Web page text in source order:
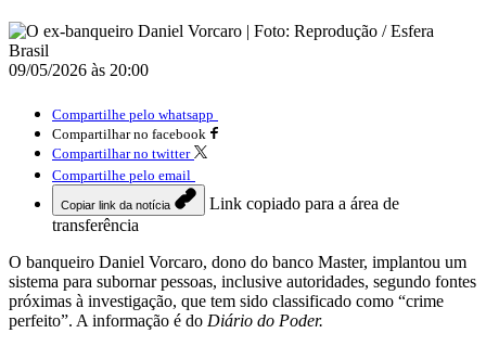
09/05/2026 às 20:00
Compartilhe pelo whatsapp
Compartilhar no facebook
Compartilhar no twitter
Compartilhe pelo email
Copiar link da notícia
Link copiado para a área de
transferência
O banqueiro Daniel Vorcaro, dono do banco Master, implantou um
sistema para subornar pessoas, inclusive autoridades, segundo fontes
próximas à investigação, que tem sido classificado como “crime
perfeito”. A informação é do Diário do Poder.